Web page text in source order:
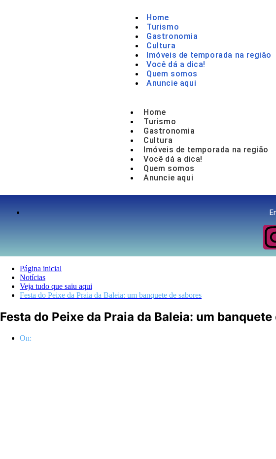
Home
Turismo
Gastronomia
Cultura
Imóveis de temporada na região
Você dá a dica!
Quem somos
Anuncie aqui
Home
Turismo
Gastronomia
Cultura
Imóveis de temporada na região
Você dá a dica!
Quem somos
Anuncie aqui
Página inicial
Notícias
Veja tudo que saiu aqui
Festa do Peixe da Praia da Baleia: um banquete de sabores
Festa do Peixe da Praia da Baleia: um
On: